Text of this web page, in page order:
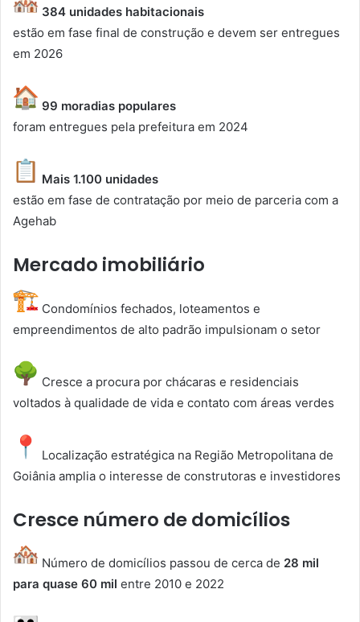
384 unidades habitacionais
estão em fase final de construção e devem ser entregues
em 2026
99 moradias populares
foram entregues pela prefeitura em 2024
Mais 1.100 unidades
estão em fase de contratação por meio de parceria com a
Agehab
Mercado imobiliário
Condomínios fechados, loteamentos e
empreendimentos de alto padrão impulsionam o setor
Cresce a procura por chácaras e residenciais
voltados à qualidade de vida e contato com áreas verdes
Localização estratégica na Região Metropolitana de
Goiânia amplia o interesse de construtoras e investidores
Cresce número de domicílios
Número de domicílios passou de cerca de 28 mil
para quase 60 mil entre 2010 e 2022